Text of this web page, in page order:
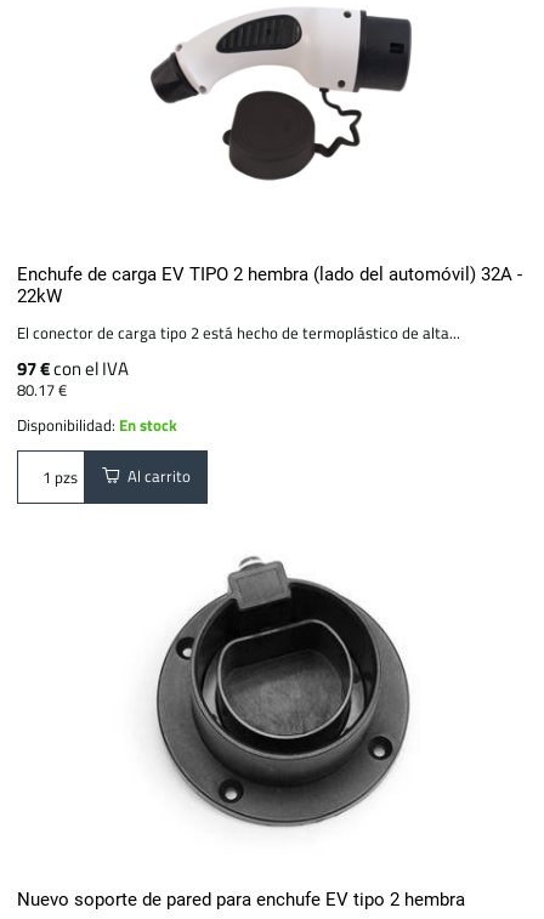
Enchufe de carga EV TIPO 2 hembra (lado del automóvil) 32A -
22kW
El conector de carga tipo 2 está hecho de termoplástico de alta...
97 €con el IVA
80.17 €
Disponibilidad: En stock
pzs Al carrito
Nuevo soporte de pared para enchufe EV tipo 2 hembra